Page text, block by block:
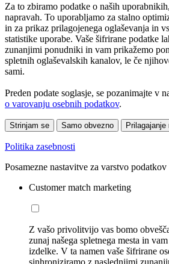
Za to zbiramo podatke o naših
napravah. To uporabljamo za stalno
in za prikaz prilagojenega oglaševanja in
statistike uporabe. Vaše šifrirane podatke
zunanjimi ponudniki in vam prikažemo
spletnih oglaševalskih kanalov, le če
sami.
Preden podate soglasje, se pozanimajte v
o varovanju osebnih podatkov.
Strinjam se Samo obvezno
Politika zasebnosti
Posamezne nastavitve za varstvo podatkov
Customer match marketing
Z vašo privolitvijo vas bomo
zunaj našega spletnega mesta in
izdelke. V ta namen vaše šifrirane
sinhroniziramo z naslednjimi